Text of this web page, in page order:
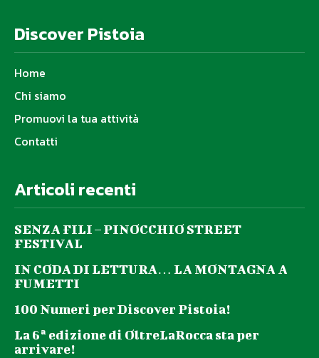
Discover Pistoia
Home
Chi siamo
Promuovi la tua attività
Contatti
Articoli recenti
SENZA FILI – PINOCCHIO STREET
FESTIVAL
IN CODA DI LETTURA… LA MONTAGNA A
FUMETTI
100 Numeri per Discover Pistoia!
La 6ª edizione di OltreLaRocca sta per
arrivare!